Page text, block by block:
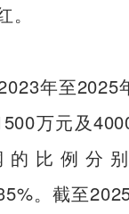
年至2025
万元及
比例分别
。截至